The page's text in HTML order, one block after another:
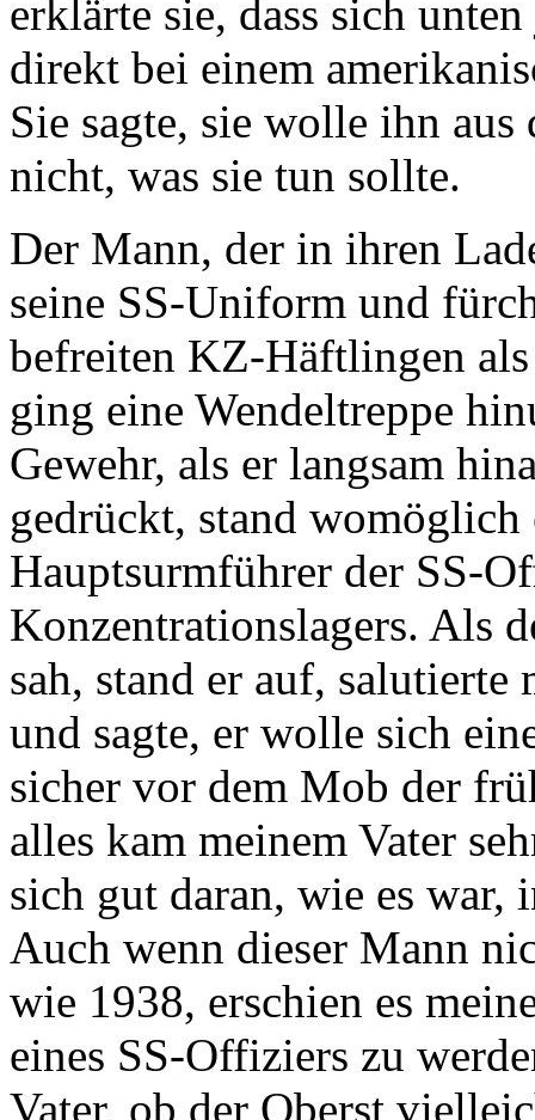
erklärte sie, dass sich
direkt bei einem
Sie sagte, sie wolle ihn aus
nicht, was sie tun sollte.
Der Mann, der in ihren
seine SS-Uniform und
befreiten KZ-Häftlingen
ging eine Wendeltreppe
Gewehr, als er langsam
gedrückt, stand womöglich
Hauptsurmführer der SS-
Konzentrationslagers. Als
sah, stand er auf,
und sagte, er wolle sich
sicher vor dem Mob der
alles kam meinem Vater
sich gut daran, wie es war,
Auch wenn dieser Mann
wie 1938, erschien es
eines SS-Offiziers zu
Vater, ob der Oberst